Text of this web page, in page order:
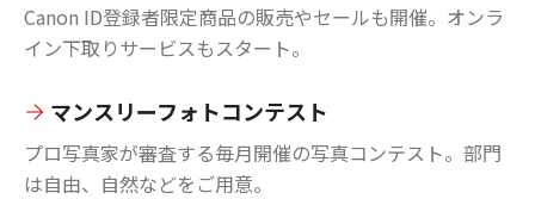
Canon ID登録者限定商品の販売やセールも開催。オンラ
イン下取りサービスもスタート。
マンスリーフォトコンテスト
プロ写真家が審査する毎月開催の写真コンテスト。部門
は自由、自然などをご用意。